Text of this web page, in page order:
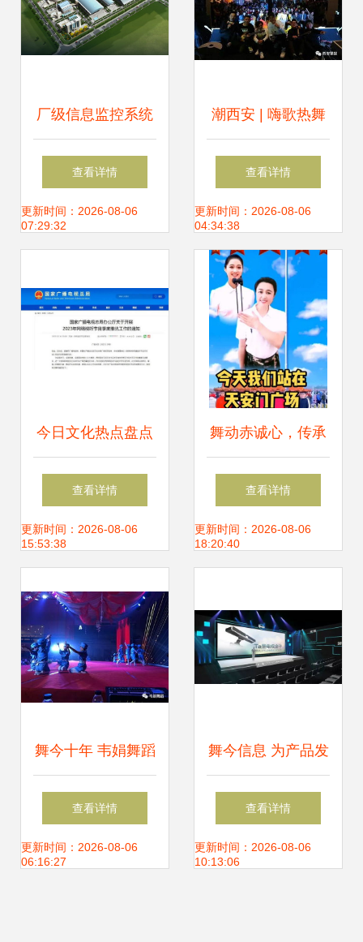
厂级信息监控系统
iCAN SIS 舞今信
息的智慧工业解决
查看详情
更新时间：2026-08-06
07:29:32
潮西安 | 嗨歌热舞
陪你跨年 西安最青
春人气音乐人Live
秀，舞动今宵点燃
年末狂欢
查看详情
更新时间：2026-08-06
04:34:38
今日文化热点盘点
文旅局长再出圈，
芭蕾《红楼梦》首
公映
查看详情
更新时间：2026-08-06
15:53:38
舞动赤诚心，传承
正能量——记七一
建党节手势舞的感
查看详情
更新时间：2026-08-06
18:20:40
舞今十年 韦娟舞蹈
学校第22年汇报演
出花絮回顾
查看详情
更新时间：2026-08-06
06:16:27
舞今信息 为产品发
布会注入创意与燃
爆现场的超级亮点
查看详情
更新时间：2026-08-06
10:13:06